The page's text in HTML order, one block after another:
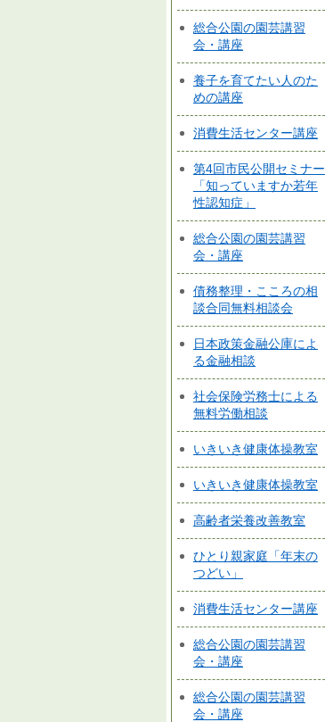
総合公園の園芸講習
会・講座
養子を育てたい人のた
めの講座
消費生活センター講座
第4回市民公開セミナー
「知っていますか若年
性認知症」
総合公園の園芸講習
会・講座
債務整理・こころの相
談合同無料相談会
日本政策金融公庫によ
る金融相談
社会保険労務士による
無料労働相談
いきいき健康体操教室
いきいき健康体操教室
高齢者栄養改善教室
ひとり親家庭「年末の
つどい」
消費生活センター講座
総合公園の園芸講習
会・講座
総合公園の園芸講習
会・講座